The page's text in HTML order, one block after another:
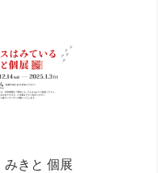
みきと 個展